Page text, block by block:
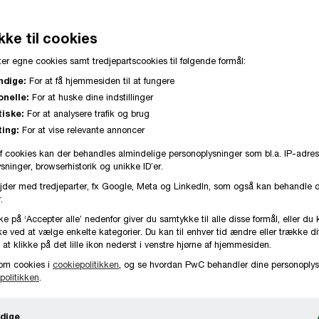
en medarbejders udgifter til grund-, efter-
Skattefriheden gælder først og
af bestyrelser, nævn og råd mv.
som ønsker at påbegynde en egentlig
til jobsøgning mv., når aftale
at uddannelsen eller kurset mv. har et
og at kurset dermed ikke udelukkende har et rent
til cookies
egne cookies samt tredjepartscookies til følgende formål:
For at få hjemmesiden til at fungere
For at huske dine indstillinger
For at analysere trafik og brug
For at vise relevante annoncer
cookies kan der behandles almindelige personoplysninger som bl.a. IP-
browserhistorik og unikke ID’er.
med tredjeparter, fx Google, Meta og LinkedIn, som også kan behandle
på ‘Accepter alle’ nedenfor giver du samtykke til alle disse formål, eller du
ved at vælge enkelte kategorier. Du kan til enhver tid ændre eller trække
klikke på det lille ikon nederst i venstre hjørne af hjemmesiden.
cookies i cookiepolitikken, og se hvordan PwC behandler dine
.